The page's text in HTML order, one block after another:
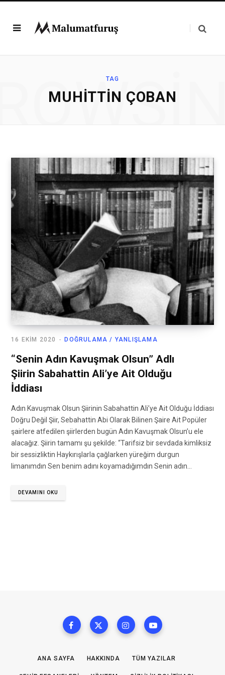
TAG
MUHITTIN ÇOBAN
DOĞRULAMA / YANLIŞLAMA
16 EKIM 2020
“Senin Adın Kavuşmak Olsun” Adlı
Şiirin Sabahattin Ali’ye Ait Olduğu
İddiası
Adın Kavuşmak Olsun Şiirinin Sabahattin Ali’ye Ait Olduğu İddiası
Doğru Değil Şiir, Sebahattin Abi Olarak Bilinen Şaire Ait Popüler
şairlere atfedilen şiirlerden bugün Adın Kavuşmak Olsun’u ele
alacağız. Şiirin tamamı şu şekilde: “Tarifsiz bir sevdada kimliksiz
bir sessizliktin Haykırışlarla çağlarken yüreğim durgun
limanımdın Sen benim adını koyamadığımdın Senin adın…
DEVAMINI OKU
ANA SAYFA HAKKINDA TÜM YAZILAR